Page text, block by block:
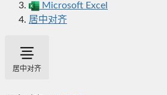
Microsoft Excel
居中对齐
居中对齐